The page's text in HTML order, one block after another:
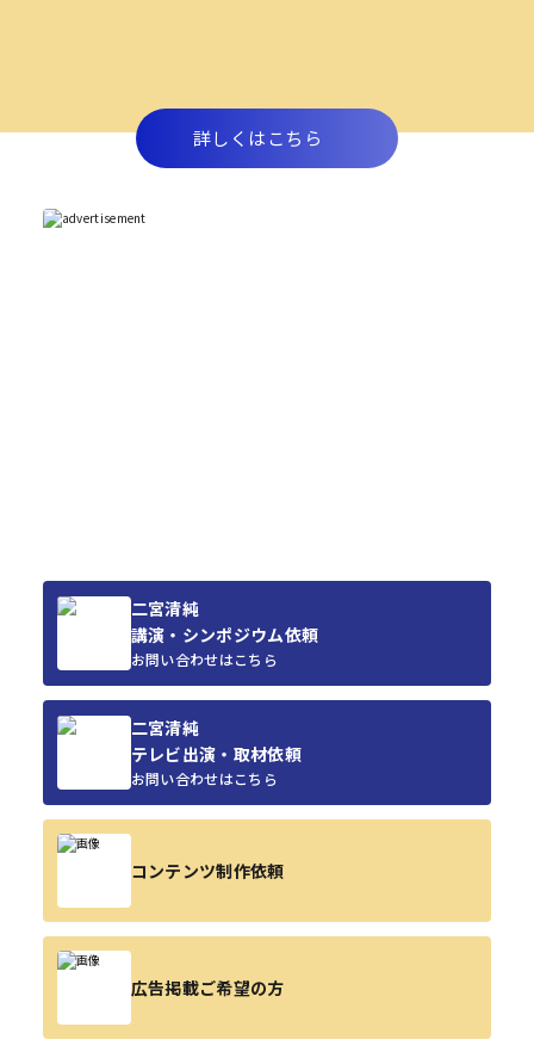
詳しくはこちら
二宮清純
講演・シンポジウム依頼
お問い合わせはこちら
二宮清純
テレビ出演・取材依頼
お問い合わせはこちら
コンテンツ制作依頼
広告掲載ご希望の方